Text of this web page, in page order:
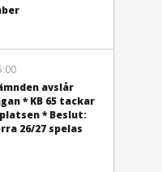
avslår
* KB 65 tackar
* Beslut:
26/27 spelas